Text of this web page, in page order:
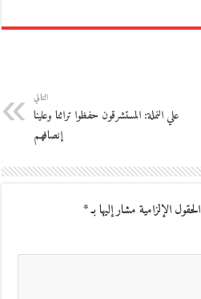
التالي
علي النملة: المستشرقون حفظوا تراثنا وعلينا
إنصافهم
الحقول الإلزامية مشار إليها بـ*